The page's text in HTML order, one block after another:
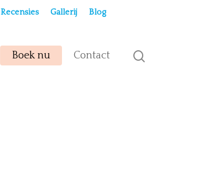
Recensies Gallerij Blog
Boek nu Contact